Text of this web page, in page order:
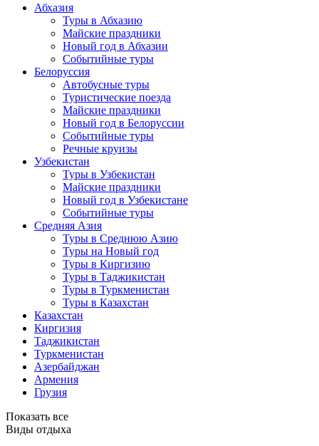
Абхазия
Туры в Абхазию
Майские праздники
Новый год в Абхазии
Событийные туры
Белоруссия
Автобусные туры
Туристические поезда
Майские праздники
Новый год в Белоруссии
Событийные туры
Речные круизы
Узбекистан
Туры в Узбекистан
Майские праздники
Новый год в Узбекистане
Событийные туры
Средняя Азия
Туры в Среднюю Азию
Туры на Новый год
Туры в Киргизию
Туры в Таджикистан
Туры в Туркменистан
Туры в Казахстан
Казахстан
Киргизия
Таджикистан
Туркменистан
Азербайджан
Армения
Грузия
Показать все
Виды отдыха